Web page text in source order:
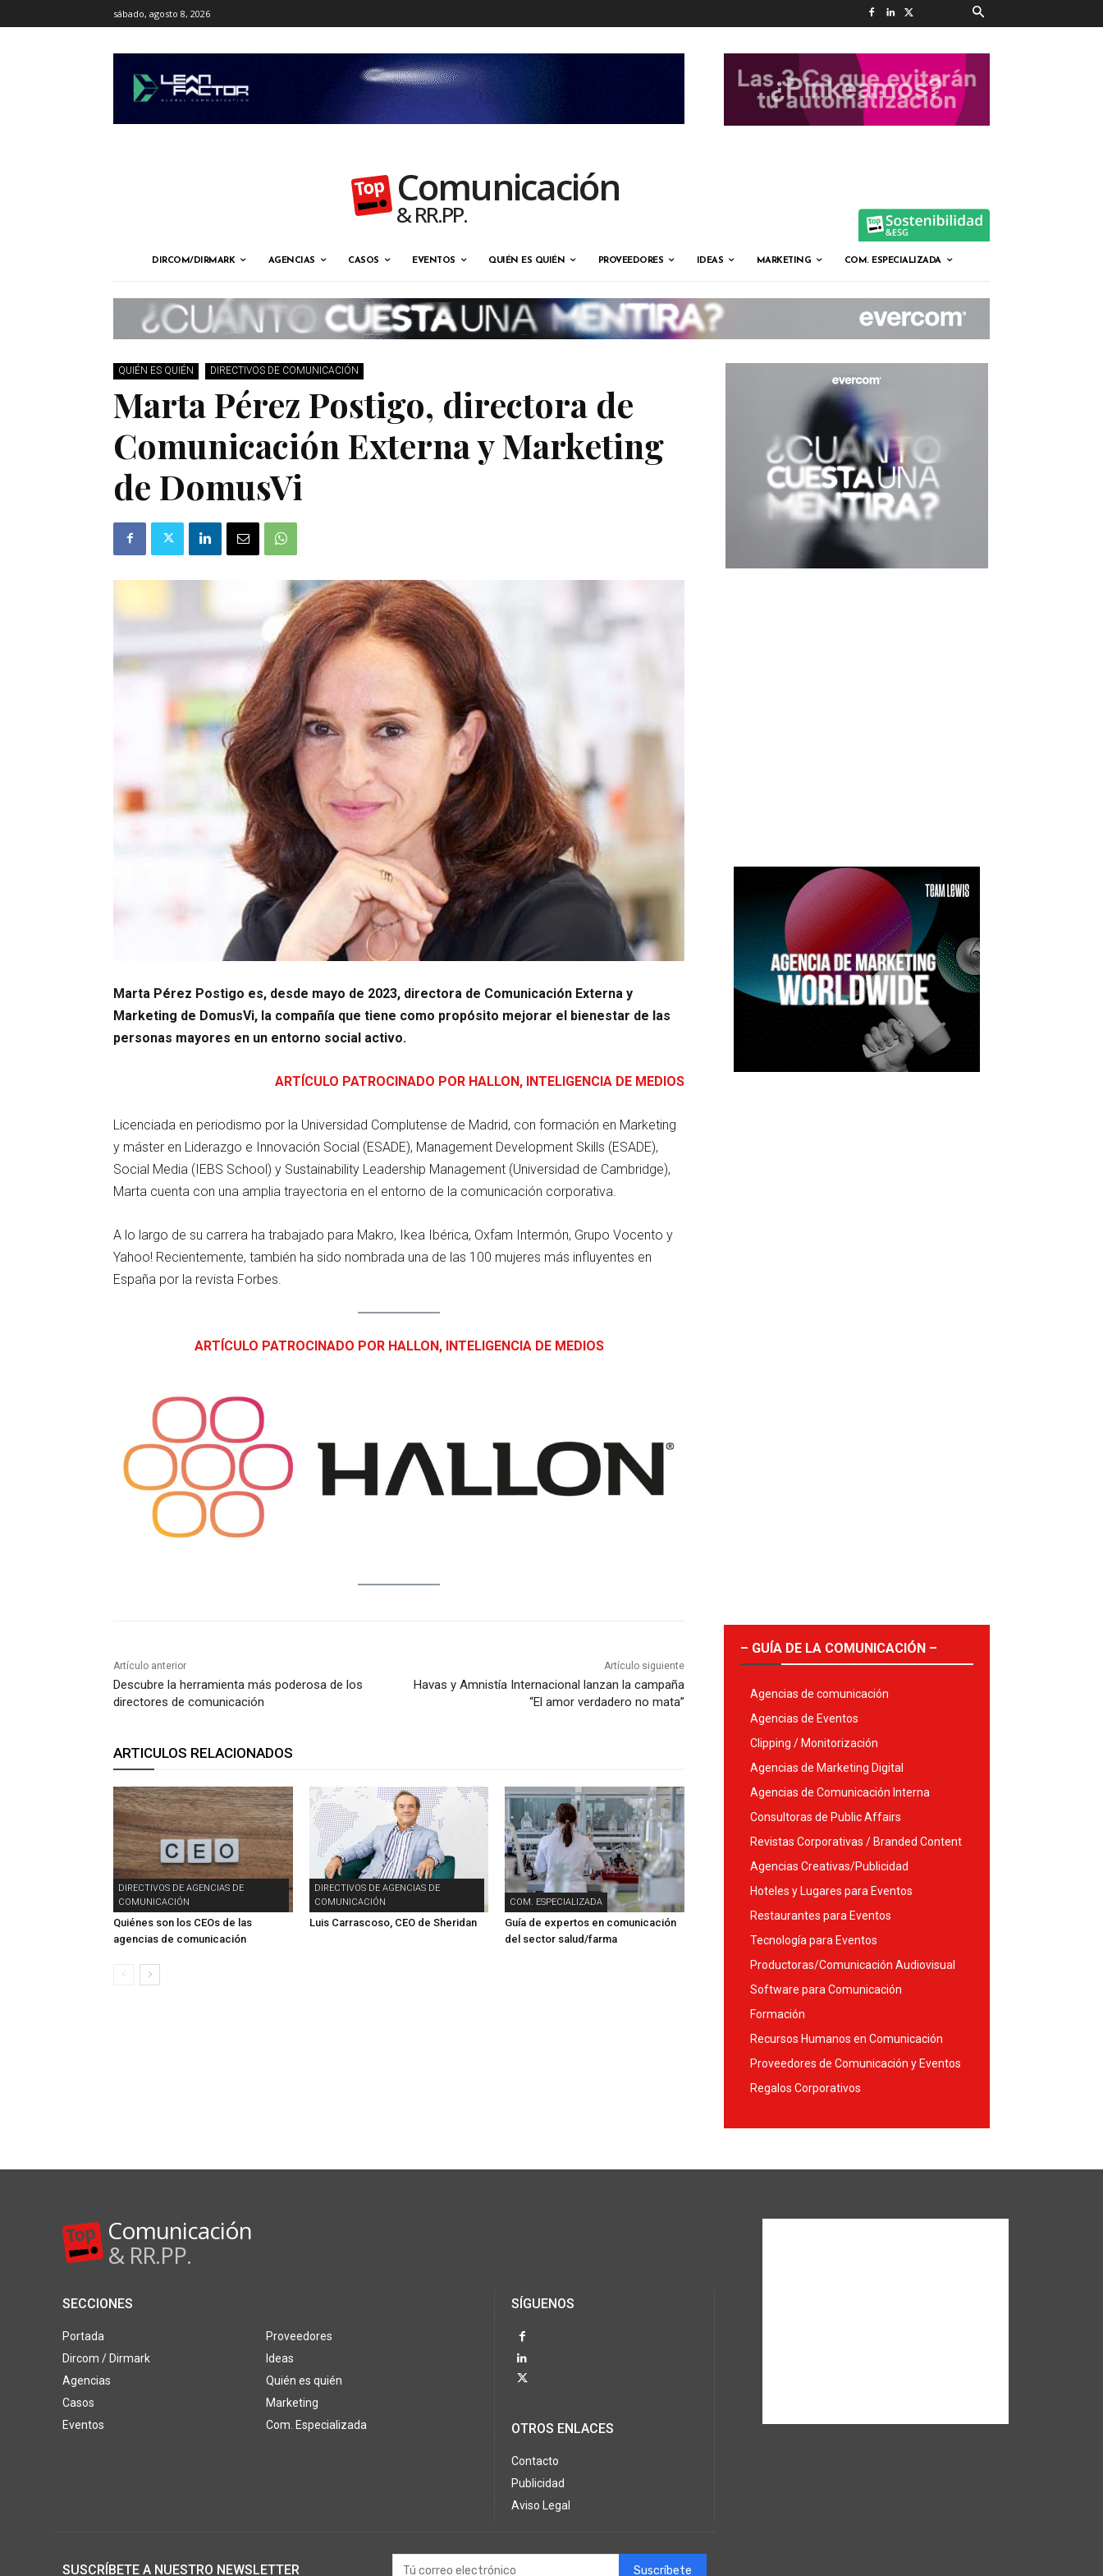
sábado, agosto 8, 2026
Comunicación
& RR.PP.
DIRCOM/DIRMARK AGENCIAS CASOS EVENTOS QUIÉN ES QUIÉN PROVEEDORES IDEAS MARKETING COM. ESPECIALIZADA
QUIÉN ES QUIÉN DIRECTIVOS DE COMUNICACIÓN
Marta Pérez Postigo, directora de
Comunicación Externa y Marketing
de DomusVi
Marta Pérez Postigo es, desde mayo de 2023, directora de Comunicación Externa y
Marketing de DomusVi, la compañía que tiene como propósito mejorar el bienestar de las
personas mayores en un entorno social activo.
ARTÍCULO PATROCINADO POR HALLON, INTELIGENCIA DE MEDIOS
Licenciada en periodismo por la Universidad Complutense de Madrid, con formación en Marketing
y máster en Liderazgo e Innovación Social (ESADE), Management Development Skills (ESADE),
Social Media (IEBS School) y Sustainability Leadership Management (Universidad de Cambridge),
Marta cuenta con una amplia trayectoria en el entorno de la comunicación corporativa.
A lo largo de su carrera ha trabajado para Makro, Ikea Ibérica, Oxfam Intermón, Grupo Vocento y
Yahoo! Recientemente, también ha sido nombrada una de las 100 mujeres más influyentes en
España por la revista Forbes.
ARTÍCULO PATROCINADO POR HALLON, INTELIGENCIA DE MEDIOS
Artículo anterior
Descubre la herramienta más poderosa de los
directores de comunicación
Artículo siguiente
Havas y Amnistía Internacional lanzan la campaña
“El amor verdadero no mata”
ARTICULOS RELACIONADOS
DIRECTIVOS DE AGENCIAS DE
COMUNICACIÓN
Quiénes son los CEOs de las
agencias de comunicación
DIRECTIVOS DE AGENCIAS DE
COMUNICACIÓN
Luis Carrascoso, CEO de Sheridan
COM. ESPECIALIZADA
Guía de expertos en comunicación
del sector salud/farma
– GUÍA DE LA COMUNICACIÓN –
Agencias de comunicación
Agencias de Eventos
Clipping / Monitorización
Agencias de Marketing Digital
Agencias de Comunicación Interna
Consultoras de Public Affairs
Revistas Corporativas / Branded Content
Agencias Creativas/Publicidad
Hoteles y Lugares para Eventos
Restaurantes para Eventos
Tecnología para Eventos
Productoras/Comunicación Audiovisual
Software para Comunicación
Formación
Recursos Humanos en Comunicación
Proveedores de Comunicación y Eventos
Regalos Corporativos
Comunicación
& RR.PP.
SECCIONES
Portada
Dircom / Dirmark
Agencias
Casos
Eventos
Proveedores
Ideas
Quién es quién
Marketing
Com. Especializada
SÍGUENOS
OTROS ENLACES
Contacto
Publicidad
Aviso Legal
SUSCRÍBETE A NUESTRO NEWSLETTER Suscríbete